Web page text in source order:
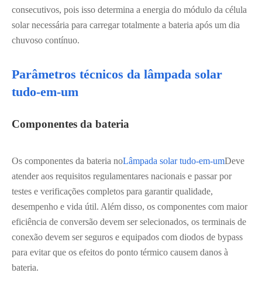
consecutivos, pois isso determina a energia do módulo da célula
solar necessária para carregar totalmente a bateria após um dia
chuvoso contínuo.
Parâmetros técnicos da lâmpada solar
tudo-em-um
Componentes da bateria
Os componentes da bateria noLâmpada solar tudo-em-umDeve
atender aos requisitos regulamentares nacionais e passar por
testes e verificações completos para garantir qualidade,
desempenho e vida útil. Além disso, os componentes com maior
eficiência de conversão devem ser selecionados, os terminais de
conexão devem ser seguros e equipados com diodos de bypass
para evitar que os efeitos do ponto térmico causem danos à
bateria.